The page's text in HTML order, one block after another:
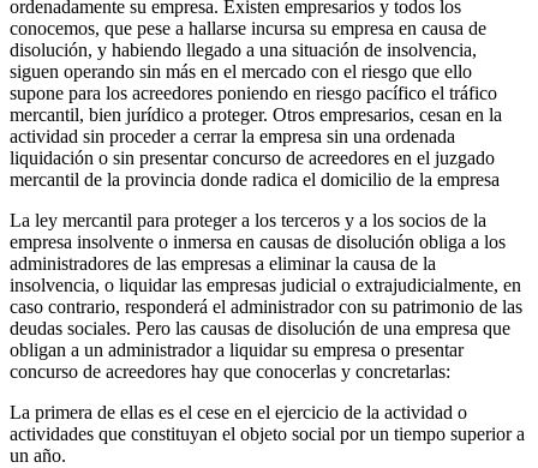
ordenadamente su empresa. Existen empresarios y todos los
conocemos, que pese a hallarse incursa su empresa en causa de
disolución, y habiendo llegado a una situación de insolvencia,
siguen operando sin más en el mercado con el riesgo que ello
supone para los acreedores poniendo en riesgo pacífico el tráfico
mercantil, bien jurídico a proteger. Otros empresarios, cesan en la
actividad sin proceder a cerrar la empresa sin una ordenada
liquidación o sin presentar concurso de acreedores en el juzgado
mercantil de la provincia donde radica el domicilio de la empresa
La ley mercantil para proteger a los terceros y a los socios de la
empresa insolvente o inmersa en causas de disolución obliga a los
administradores de las empresas a eliminar la causa de la
insolvencia, o liquidar las empresas judicial o extrajudicialmente, en
caso contrario, responderá el administrador con su patrimonio de las
deudas sociales. Pero las causas de disolución de una empresa que
obligan a un administrador a liquidar su empresa o presentar
concurso de acreedores hay que conocerlas y concretarlas:
La primera de ellas es el cese en el ejercicio de la actividad o
actividades que constituyan el objeto social por un tiempo superior a
un año.